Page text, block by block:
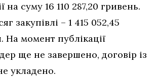
на суму 16 110 287,20 гривень.
закупівлі – 1 415 052,45
На момент публікації
ще не завершено, договір із
укладено.